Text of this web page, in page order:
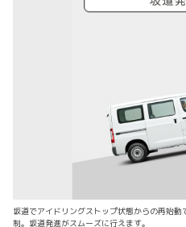
坂道でアイドリングストップ状態からの再始
制。坂道発進がスムーズに行えます。